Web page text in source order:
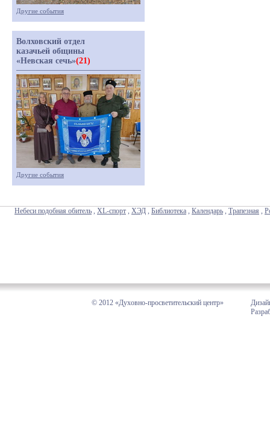
Другие события
Волховский отдел
казачьей общины
«Невская сечь»(21)
Другие события
Небеси подобная обитель , XL-спорт , ХЭД , Библиотека , Календарь , Трапезная ,
© 2012 «Духовно-просветительский центр»